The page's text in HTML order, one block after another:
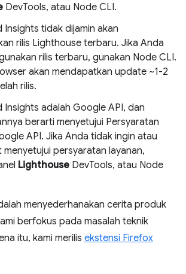
DevTools, atau Node CLI.
Insights tidak dijamin akan
rilis Lighthouse terbaru. Jika Anda
rilis terbaru, gunakan Node CLI.
akan mendapatkan update ~1-2
rilis.
Insights adalah Google API, dan
berarti menyetujui Persyaratan
API. Jika Anda tidak ingin atau
persyaratan layanan,
Lighthouse DevTools, atau Node
menyederhanakan cerita produk
berfokus pada masalah teknik
itu, kami merilis ekstensi Firefox